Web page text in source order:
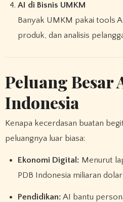
AI di Bisnis UMKM
Banyak UMKM pakai tools
produk, dan analisis
Peluang Besar
Indonesia
Kenapa kecerdasan buatan
peluangnya luar biasa:
Ekonomi Digital: Menurut
PDB Indonesia miliaran
Pendidikan: AI bantu